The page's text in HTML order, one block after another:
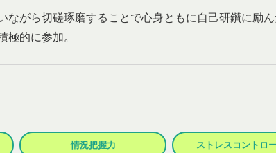
がら切磋琢磨することで心身ともに自己研鑽に励
極的に参加。
情況把握力 ストレスコントロ